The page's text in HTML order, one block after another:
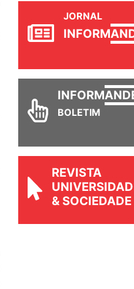
JORNAL
INFORM
REVISTA
UNIVERSIDADE